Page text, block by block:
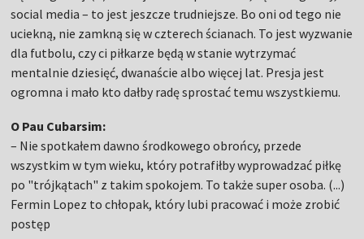
social media – to jest jeszcze trudniejsze. Bo oni od tego nie
uciekną, nie zamkną się w czterech ścianach. To jest wyzwanie
dla futbolu, czy ci piłkarze będą w stanie wytrzymać
mentalnie dziesięć, dwanaście albo więcej lat. Presja jest
ogromna i mało kto dałby radę sprostać temu wszystkiemu.
O Pau Cubarsim:
– Nie spotkałem dawno środkowego obrońcy, przede
wszystkim w tym wieku, który potrafiłby wyprowadzać piłkę
po "trójkątach" z takim spokojem. To także super osoba. (...)
Fermin Lopez to chłopak, który lubi pracować i może zrobić
postęp